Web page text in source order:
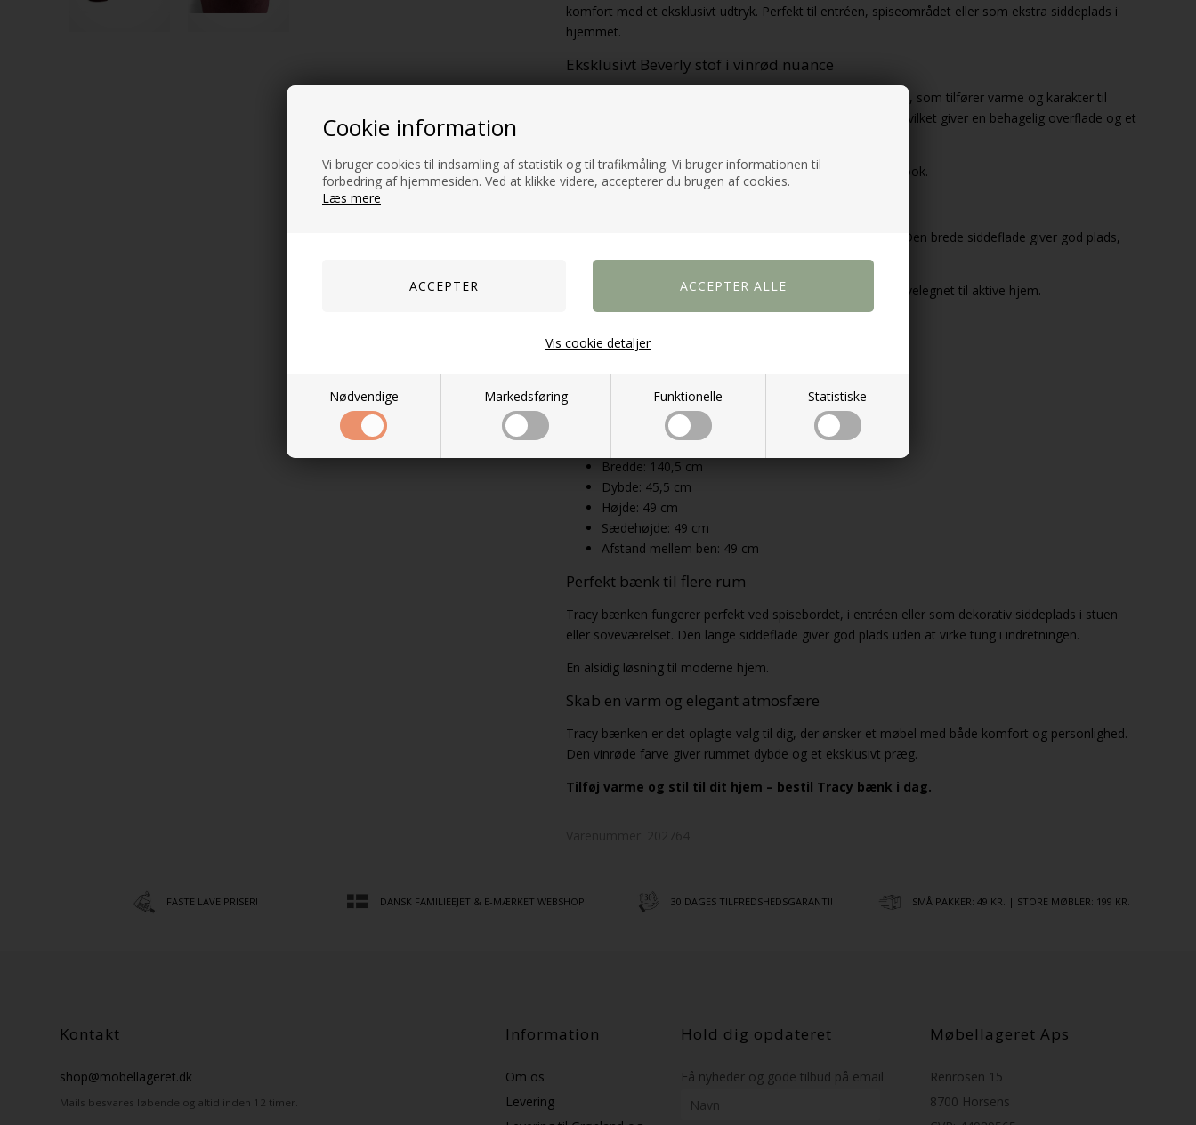
Cookie information
Vi bruger cookies til indsamling af statistik og til trafikmåling. Vi bruger informationen til
forbedring af hjemmesiden. Ved at klikke videre, accepterer du brugen af cookies.
Læs mere
Nødvendige Markedsføring Funktionelle Statistiske
Vis cookie detaljer
komfort med et eksklusivt udtryk. Perfekt til entréen, spiseområdet eller som ekstra siddeplads i
hjemmet.
Eksklusivt Beverly stof i vinrød nuance
Bænken er betrukket med Beverly stof i en dyb vinrød farve, som tilfører varme og karakter til
indretningen. Stoffet består af 97% polyester og 3% linen, hvilket giver en behagelig overflade og et
Den mørke røde nuance skaber et luksuriøst og moderne look.
Tracy bænken er designet til både komfort og daglig brug. Den brede siddeflade giver god plads,
mens den solide konstruktion sikrer stabilitet.
Det slidstærke stof med høj Martindale-værdi gør bænken velegnet til aktive hjem.
Farve: Vinrød
Pilling: 4-5
Moderne og eksklusivt design
Maks. belastning: 120 kg
Bredde: 140,5 cm
Dybde: 45,5 cm
Højde: 49 cm
Sædehøjde: 49 cm
Afstand mellem ben: 49 cm
Perfekt bænk til flere rum
Tracy bænken fungerer perfekt ved spisebordet, i entréen eller som dekorativ siddeplads i stuen
eller soveværelset. Den lange siddeflade giver god plads uden at virke tung i indretningen.
En alsidig løsning til moderne hjem.
Skab en varm og elegant atmosfære
Tracy bænken er det oplagte valg til dig, der ønsker et møbel med både komfort og personlighed.
Den vinrøde farve giver rummet dybde og et eksklusivt præg.
Tilføj varme og stil til dit hjem – bestil Tracy bænk i dag.
FASTE LAVE PRISER! DANSK FAMILIEEJET & E-MÆRKET WEBSHOP 30 DAGES TILFREDSHEDSGARANTI! SMÅ PAKKER: 49 KR. | STORE MØBLER: 199 KR.
Kontakt
shop@mobellageret.dk
Mails besvares løbende og altid inden 12 timer.
Information
Om os
Levering
Hold dig opdateret
Få nyheder og gode tilbud på email
Møbellageret Aps
Renrosen 15
8700 Horsens